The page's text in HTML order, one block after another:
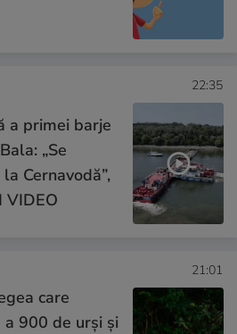
22:35
a primei barje
„Se
Cernavodă”,
VIDEO
21:01
care
a 900 de urși și